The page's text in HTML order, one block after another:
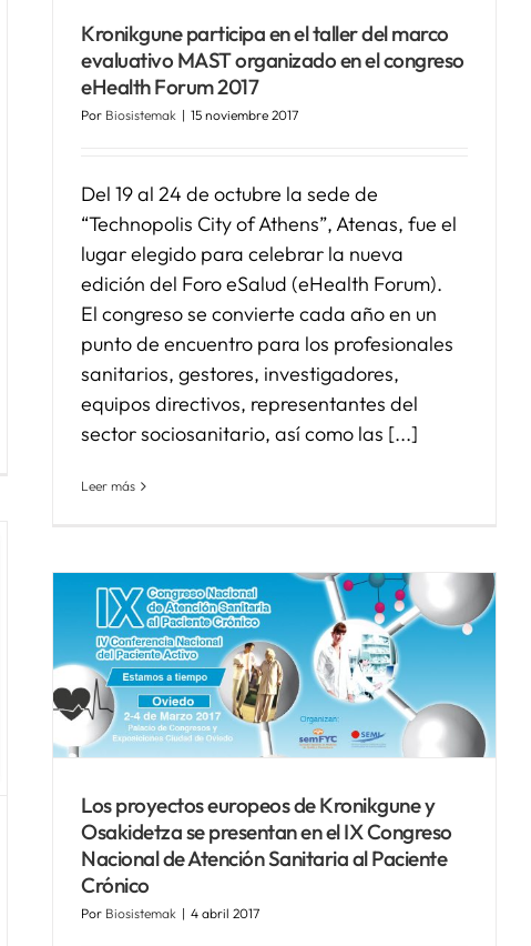
Kronikgune participa en el taller del marco
evaluativo MAST organizado en el congreso
eHealth Forum 2017
Por Biosistemak | 15 noviembre 2017
Del 19 al 24 de octubre la sede de
“Technopolis City of Athens”, Atenas, fue el
lugar elegido para celebrar la nueva
edición del Foro eSalud (eHealth Forum).
El congreso se convierte cada año en un
punto de encuentro para los profesionales
sanitarios, gestores, investigadores,
equipos directivos, representantes del
sector sociosanitario, así como las [...]
Leer más
Los proyectos europeos de Kronikgune y
Osakidetza se presentan en el IX Congreso
Nacional de Atención Sanitaria al Paciente
Crónico
Por Biosistemak | 4 abril 2017